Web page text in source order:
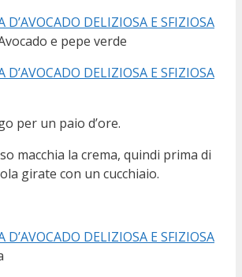
e pepe verde
per un paio d’ore.
macchia la crema, quindi prima di
girate con un cucchiaio.